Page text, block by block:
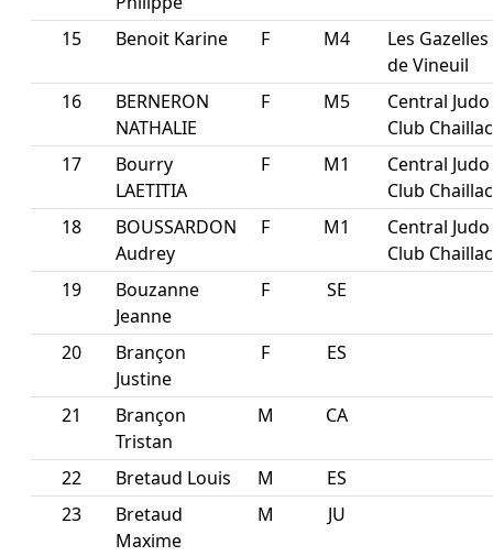
15 Benoit Karine F M4
Les Gazelles
de Vineuil
16
BERNERON
NATHALIE
F M5
Central Judo
Club Chaillac
17
Bourry
LAETITIA
F M1
Central Judo
Club Chaillac
18
BOUSSARDON
Audrey
F M1
Central Judo
Club Chaillac
19
Bouzanne
Jeanne
F SE
20
Brançon
Justine
F ES
21
Brançon
Tristan
M CA
22 Bretaud Louis M
ES
23
Bretaud
Maxime
M JU